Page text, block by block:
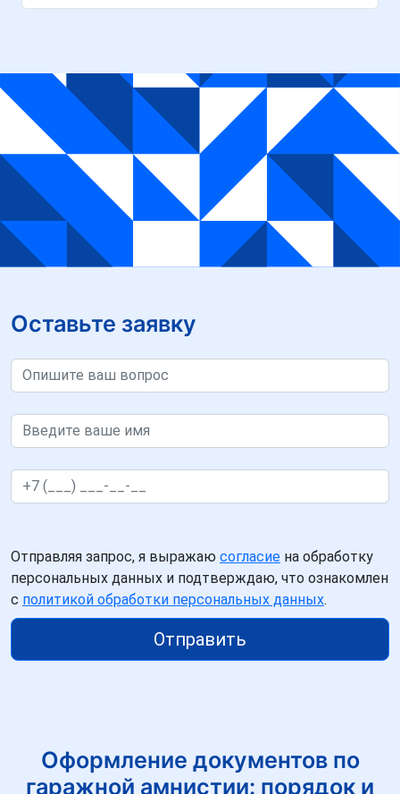
Оставьте заявку
Отправляя запрос, я выражаю согласие на обработку
персональных данных и подтверждаю, что ознакомлен
с политикой обработки персональных данных.
Отправить
Оформление документов по
гаражной амнистии: порядок и